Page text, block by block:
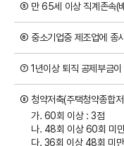
⑤ 만 65세 이상 직계존속(
⑥ 중소기업중 제조업에 종
⑦ 1년이상 퇴직 공제부금
⑧ 청약저축(주택청약종합
가. 60회 이상 : 3점
나. 48회 이상 60회 미
다. 36회 이상 48회 미